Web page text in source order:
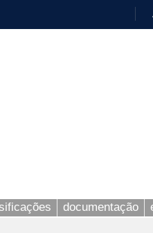
documentação